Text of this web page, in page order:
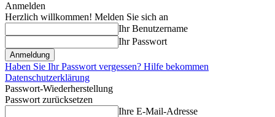
Anmelden
Herzlich willkommen! Melden Sie sich an
Ihr Benutzername
Ihr Passwort
Haben Sie Ihr Passwort vergessen? Hilfe bekommen
Datenschutzerklärung
Passwort-Wiederherstellung
Passwort zurücksetzen
Ihre E-Mail-Adresse